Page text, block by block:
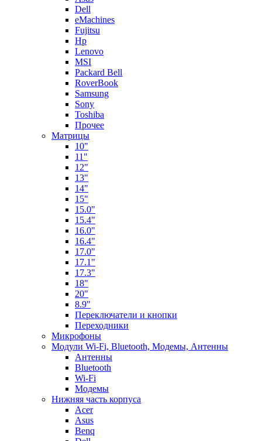
Dell
eMachines
Fujitsu
Hp
Lenovo
MSI
Packard Bell
RoverBook
Samsung
Sony
Toshiba
Прочее
Матрицы
10"
11"
12"
13"
14"
15"
15.0"
15.4"
16.0"
16.4"
17.0"
17.1"
17.3"
18"
20"
8.9"
Переключатели и кнопки
Переходники
Микрофоны
Модули Wi-Fi, Bluetooth, Модемы, Антенны
Aнтенны
Bluetooth
Wi-Fi
Модемы
Нижняя часть корпуса
Acer
Asus
Benq